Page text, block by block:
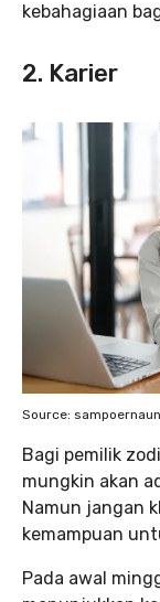
kebahagiaan
2. Karier
Source:
Bagi pemilik
mungkin akan
Namun jangan
kemampuan
Pada awal